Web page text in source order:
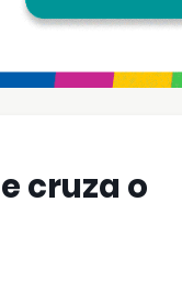
cruza o